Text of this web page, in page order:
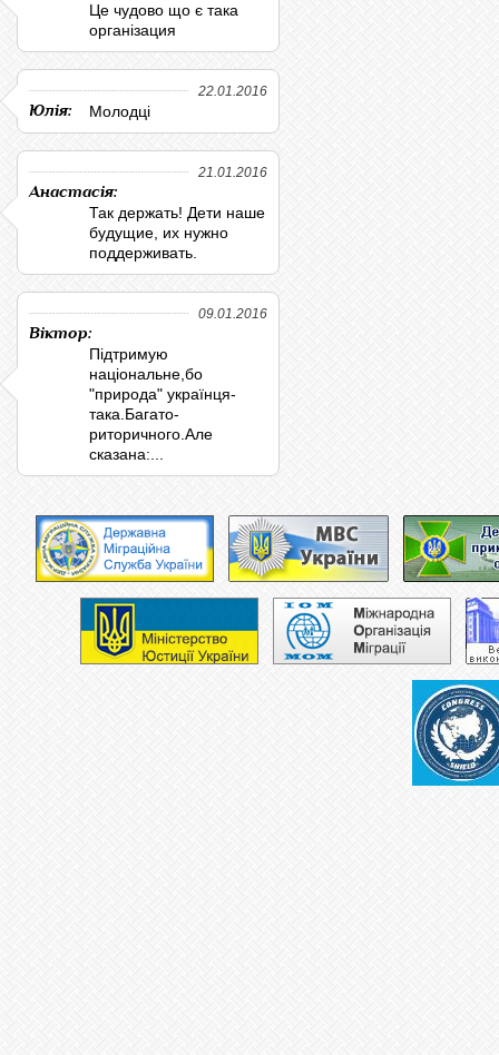
Це чудово що є така
організация
22.01.2016
Юлія: Молодці
21.01.2016
Анастасія:
Так держать! Дети наше
будущие, их нужно
поддерживать.
09.01.2016
Віктор:
Підтримую
національне,бо
"природа" українця-
така.Багато-
риторичного.Але
сказана:...